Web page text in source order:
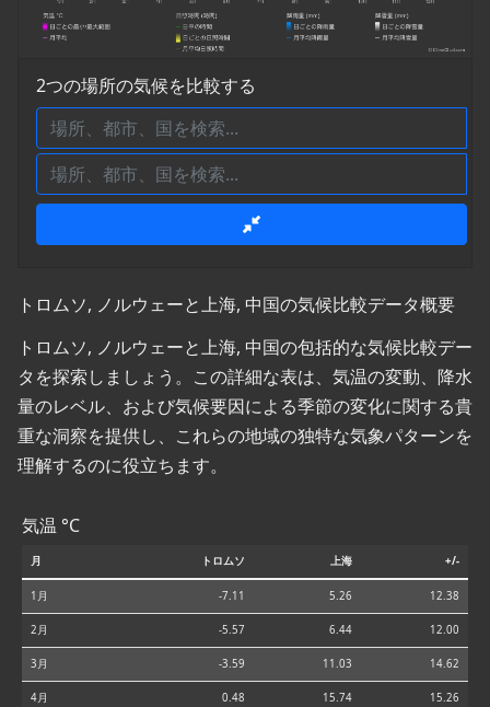
2つの場所の気候を比較する
トロムソ, ノルウェーと上海, 中国の気候比較データ概要
トロムソ, ノルウェーと上海, 中国の包括的な気候比較デー
タを探索しましょう。この詳細な表は、気温の変動、降水
量のレベル、および気候要因による季節の変化に関する貴
重な洞察を提供し、これらの地域の独特な気象パターンを
理解するのに役立ちます。
気温 °C
月 トロムソ 上海 +/-
1月 -7.11 5.26 12.38
2月 -5.57 6.44 12.00
3月 -3.59 11.03 14.62
4月 0.48 15.74 15.26